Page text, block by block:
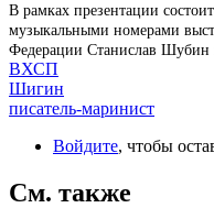
В рамках презентации
музыкальными номерами
Федерации Станислав Шубин
ВХСП
Шигин
писатель-маринист
Войдите, чтобы
См. также